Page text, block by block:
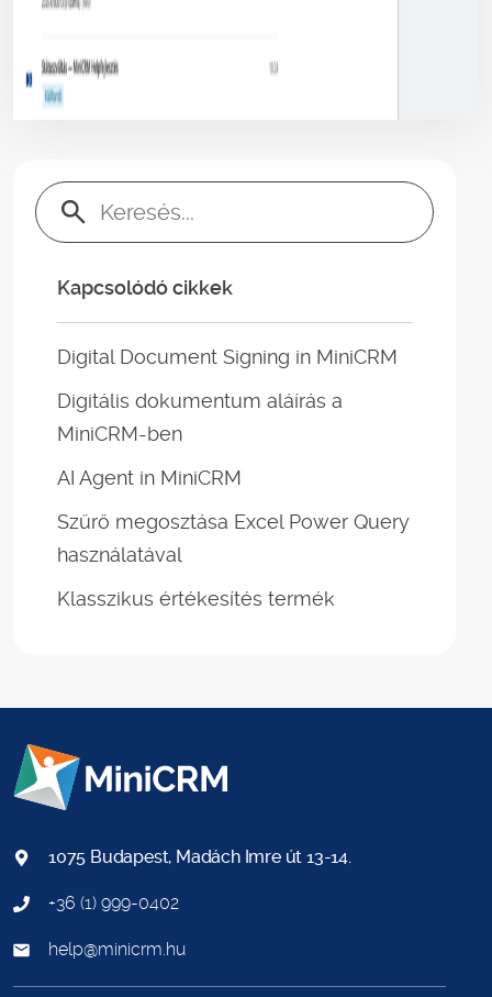
Keresés:
Kapcsolódó cikkek
Digital Document Signing in MiniCRM
Digitális dokumentum aláírás a
MiniCRM-ben
AI Agent in MiniCRM
Szűrő megosztása Excel Power Query
használatával
Klasszikus értékesítés termék
1075 Budapest, Madách Imre út 13-14.
+36 (1) 999-0402
help@minicrm.hu